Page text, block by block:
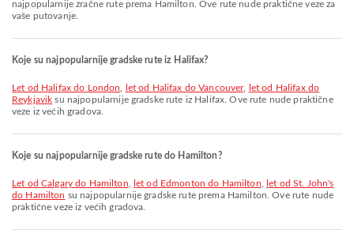
najpopularnije zračne rute prema Hamilton. Ove rute nude praktične veze za
vaše putovanje.
Koje su najpopularnije gradske rute iz Halifax?
let od Halifax do London let od Halifax do Vancouver,
let od Halifax do
Reykjavik su najpopularnije gradske rute iz Halifax. Ove rute nude praktične
veze iz većih gradova.
Koje su najpopularnije gradske rute do Hamilton?
let od Calgary do Hamilton let od Edmonton do Hamilton
let od St. John's
do Hamilton su najpopularnije gradske rute prema Hamilton. Ove rute nude
praktične veze iz većih gradova.